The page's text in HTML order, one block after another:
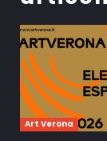
Art Verona